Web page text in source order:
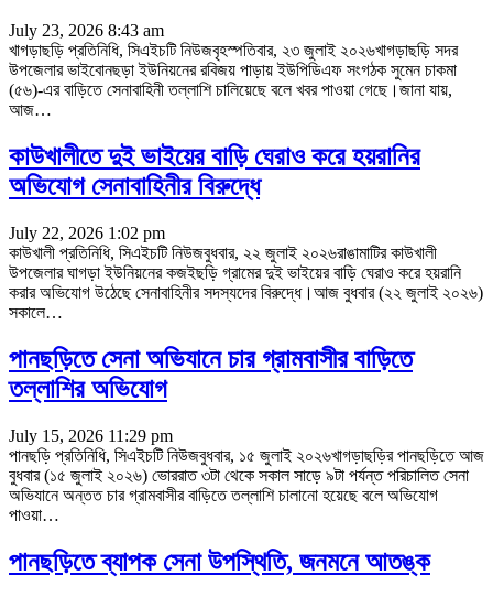
July 23, 2026 8:43 am
খাগড়াছড়ি প্রতিনিধি, সিএইচটি নিউজবৃহস্পতিবার, ২৩ জুলাই ২০২৬খাগড়াছড়ি সদর
উপজেলার ভাইবোনছড়া ইউনিয়নের রবিজয় পাড়ায় ইউপিডিএফ সংগঠক সুমেন চাকমা
(৫৬)-এর বাড়িতে সেনাবাহিনী তল্লাশি চালিয়েছে বলে খবর পাওয়া গেছে।জানা যায়,
আজ…
কাউখালীতে দুই ভাইয়ের বাড়ি ঘেরাও করে হয়রানির
অভিযোগ সেনাবাহিনীর বিরুদ্ধে
July 22, 2026 1:02 pm
কাউখালী প্রতিনিধি, সিএইচটি নিউজবুধবার, ২২ জুলাই ২০২৬রাঙামাটির কাউখালী
উপজেলার ঘাগড়া ইউনিয়নের কজইছড়ি গ্রামের দুই ভাইয়ের বাড়ি ঘেরাও করে হয়রানি
করার অভিযোগ উঠেছে সেনাবাহিনীর সদস্যদের বিরুদ্ধে।আজ বুধবার (২২ জুলাই ২০২৬)
সকালে…
পানছড়িতে সেনা অভিযানে চার গ্রামবাসীর বাড়িতে
তল্লাশির অভিযোগ
July 15, 2026 11:29 pm
পানছড়ি প্রতিনিধি, সিএইচটি নিউজবুধবার, ১৫ জুলাই ২০২৬খাগড়াছড়ির পানছড়িতে আজ
বুধবার (১৫ জুলাই ২০২৬) ভোররাত ৩টা থেকে সকাল সাড়ে ৯টা পর্যন্ত পরিচালিত সেনা
অভিযানে অন্তত চার গ্রামবাসীর বাড়িতে তল্লাশি চালানো হয়েছে বলে অভিযোগ
পাওয়া…
পানছড়িতে ব্যাপক সেনা উপস্থিতি, জনমনে আতঙ্ক